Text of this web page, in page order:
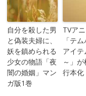
自分を殺した男
と偽装夫婦に、
妖を鎮められる
少女の物語「夜
闇の婚姻」マン
ガ版1巻
TVア
「テ
アイテ
～」
行本化